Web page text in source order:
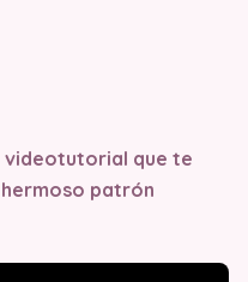
que te
patrón